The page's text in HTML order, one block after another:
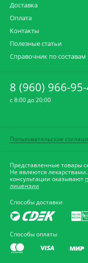
Доставка
Оплата
Контакты
Полезные статьи
Справочник по составам
8 (960) 966-
c 8:00 до 20:00
Пользовательское
Представленные товары
Не являются
консультации оказывают
лицензии
Способы доставки
Способы оплаты